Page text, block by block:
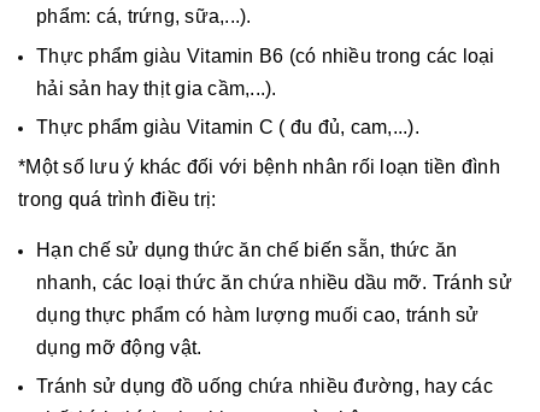
phẩm: cá, trứng, sữa,...).
Thực phẩm giàu Vitamin B6 (có nhiều trong các loại
hải sản hay thịt gia cầm,...).
Thực phẩm giàu Vitamin C ( đu đủ, cam,...).
*Một số lưu ý khác đối với bệnh nhân rối loạn tiền đình
trong quá trình điều trị:
Hạn chế sử dụng thức ăn chế biến sẵn, thức ăn
nhanh, các loại thức ăn chứa nhiều dầu mỡ. Tránh sử
dụng thực phẩm có hàm lượng muối cao, tránh sử
dụng mỡ động vật.
Tránh sử dụng đồ uống chứa nhiều đường, hay các